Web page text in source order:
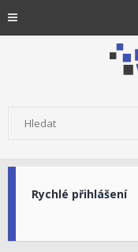
Rychlé přihlášení